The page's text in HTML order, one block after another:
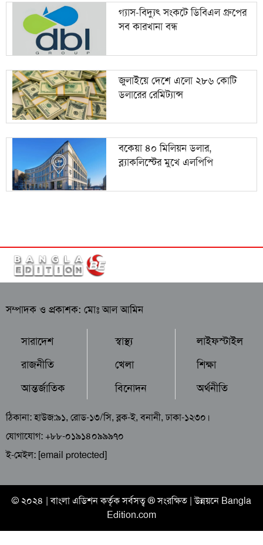
গ্যাস-বিদ্যুৎ সংকটে ডিবিএল গ্রুপের
সব কারখানা বন্ধ
জুলাইয়ে দেশে এলো ২৮৬ কোটি
ডলারের রেমিট্যান্স
বকেয়া ৪০ মিলিয়ন ডলার,
ব্ল্যাকলিস্টের মুখে এলপিপি
সম্পাদক ও প্রকাশক: মোঃ আল আমিন
সারাদেশ
রাজনীতি
আন্তর্জাতিক
স্বাস্থ্য
খেলা
বিনোদন
লাইফস্টাইল
শিক্ষা
অর্থনীতি
ঠিকানা: হাউজ:৯১, রোড-১৩/সি, ব্লক-ই, বনানী, ঢাকা-১২৩০।
যোগাযোগ: +৮৮-০১৯১৪০৯৯৯৭০
ই-মেইল: [email protected]
© ২০২৪ |বাংলা এডিশনকর্তৃক সর্বসত্ব ® সংরক্ষিত | উন্নয়নে Bangla
Edition.com